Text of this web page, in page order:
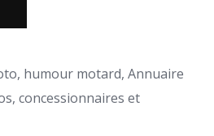
humour motard, Annuaire
concessionnaires et